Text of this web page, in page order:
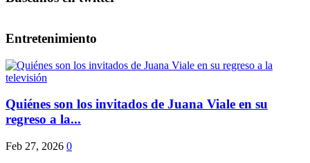
Entretenimiento
Quiénes son los invitados de Juana Viale en su
regreso a la...
Feb 27, 2026 0